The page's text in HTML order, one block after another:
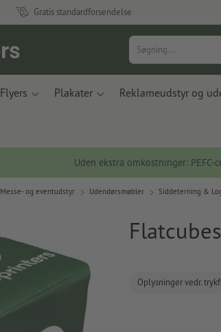
Gratis standardforsendelse
Flyers Plakater Reklameudstyr og
Uden ekstra omkostninger:
Messe- og eventudstyr Udendørsmøbler Siddeterning &
Oplysninger vedr.